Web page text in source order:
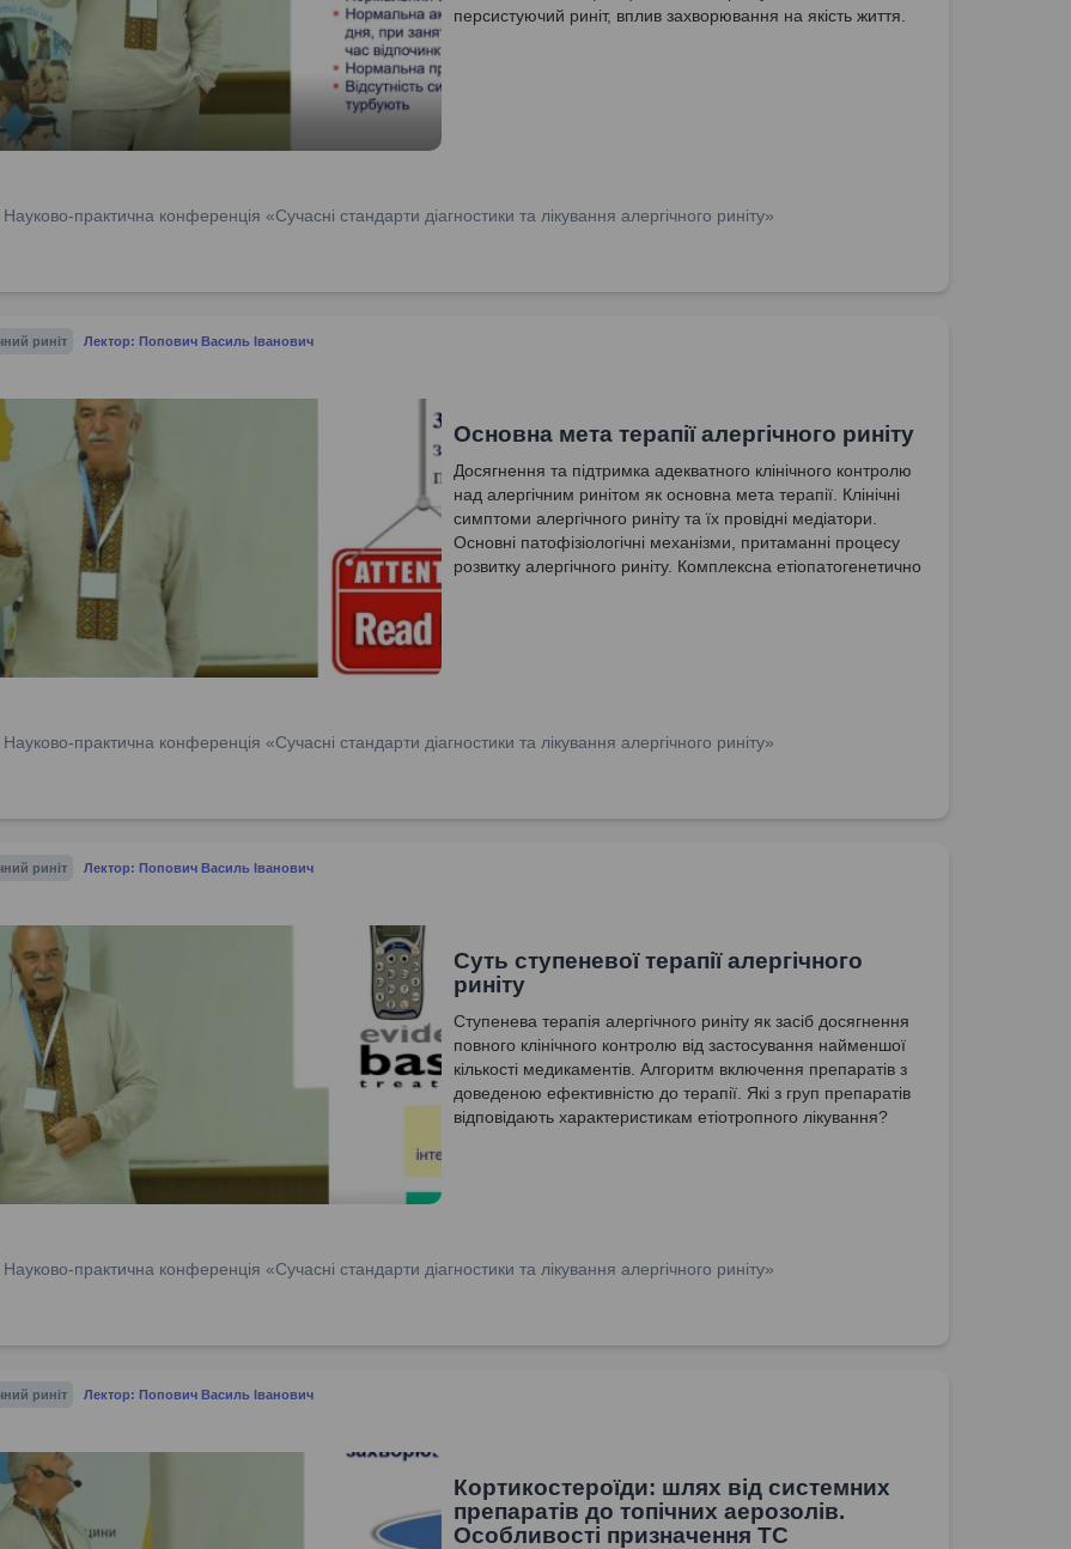
персистуючий риніт, вплив захворювання на якість життя.
Науково-практична конференція «Сучасні стандарти діагностики та лікування алергічного риніту»
риніт Лектор: Попович Василь Іванович
Основна мета терапії алергічного риніту
Досягнення та підтримка адекватного клінічного контролю
над алергічним ринітом як основна мета терапії. Клінічні
симптоми алергічного риніту та їх провідні медіатори.
Основні патофізіологічні механізми, притаманні процесу
розвитку алергічного риніту. Комплексна етіопатогенетично
Науково-практична конференція «Сучасні стандарти діагностики та лікування алергічного риніту»
риніт Лектор: Попович Василь Іванович
Суть ступеневої терапії алергічного
риніту
Ступенева терапія алергічного риніту як засіб досягнення
повного клінічного контролю від застосування найменшої
кількості медикаментів. Алгоритм включення препаратів з
доведеною ефективністю до терапії. Які з груп препаратів
відповідають характеристикам етіотропного лікування?
розчину для іригаційної терапії при АР. Антигістамінні
препарати у лікуванні алергічного риніту. Огляд
Науково-практична конференція «Сучасні стандарти діагностики та лікування алергічного риніту»
риніт Лектор: Попович Василь Іванович
Кортикостероїди: шлях від системних
препаратів до топічних аерозолів.
Особливості призначення ТС